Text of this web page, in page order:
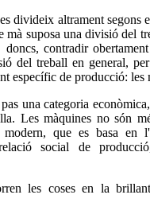
divideix altrament segons
mà suposa una divisió del
contradir
del treball en general,
específic de producció: les
una categoria
Les màquines no són
que es basa en
social de
les coses en la